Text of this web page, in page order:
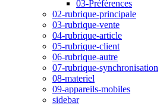
03-Préférences
02-rubrique-principale
03-rubrique-vente
04-rubrique-article
05-rubrique-client
06-rubrique-autre
07-rubrique-synchronisation
08-materiel
09-appareils-mobiles
sidebar